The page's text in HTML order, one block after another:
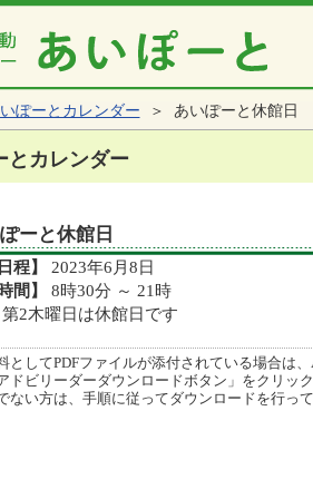
ぽーとカレンダー ＞ あいぽーと休館日
とカレンダー
ーと休館日
程】 2023年6月8日
間】
8時30分 ～ 21時
第2木曜日は休館日です
としてPDFファイルが添付されている場合は、
ドビリーダーダウンロードボタン」をクリッ
ない方は、手順に従ってダウンロードを行って